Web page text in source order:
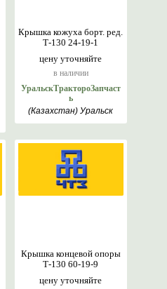
цену уточняйте
в наличии
Крышка кожуха борт. ред.
Т-130 24-19-1
УральскТрактороЗапчаст
ь
(Казахстан) Уральск
цену уточняйте
Крышка концевой опоры
Т-130 60-19-9